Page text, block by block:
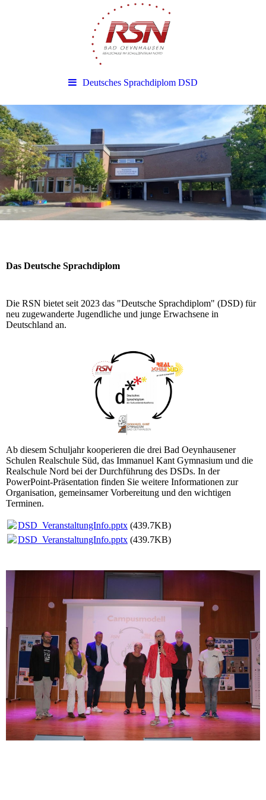
Deutsches Sprachdiplom DSD
Das Deutsche Sprachdiplom
Die RSN bietet seit 2023 das "Deutsche Sprachdiplom" (DSD) für
neu zugewanderte Jugendliche und junge Erwachsene in
Deutschland an.
Ab diesem Schuljahr kooperieren die drei Bad Oeynhausener
Schulen Realschule Süd, das Immanuel Kant Gymnasium und die
Realschule Nord bei der Durchführung des DSDs. In der
PowerPoint-Präsentation finden Sie weitere Informationen zur
Organisation, gemeinsamer Vorbereitung und den wichtigen
Terminen.
DSD_VeranstaltungInfo.pptx (439.7KB)
DSD_VeranstaltungInfo.pptx (439.7KB)